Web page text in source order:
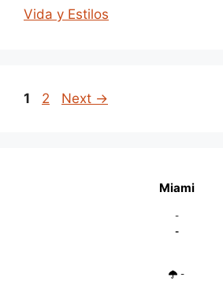
Vida y Estilos
Page
1 Page
2 Next →
Miami
-
-
-